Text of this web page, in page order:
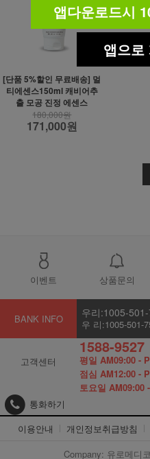
[단품 5%할인 무료배송] 멀
티에센스150ml 캐비어추
출 모공 진정 에센스
180,000원
171,000원
이벤트 상품문의
BANK INFO 우리:1005-
우 리:1005-501-
고객센터
1588-9527
평일 AM09:00 -
점심 AM12:00 -
토요일 AM09:00
통화하기
이용안내
개인정보취급방침
Company: 유로메디
앱다운로드시
앱으로